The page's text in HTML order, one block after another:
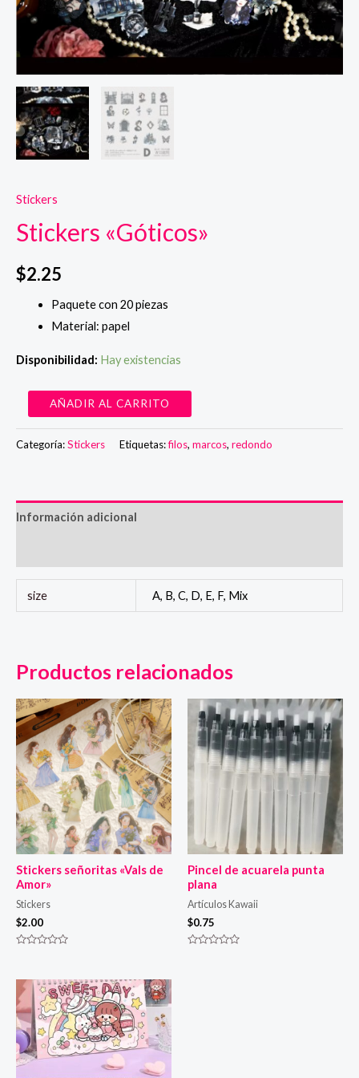
Stickers
Stickers «Góticos»
$2.25
Paquete con 20 piezas
Material: papel
Disponibilidad: Hay existencias
Stickers
cantidad
AÑADIR AL CARRITO
Categoría:Stickers Etiquetas:filos, marcos, redondo
Información adicional
size A, B, C, D, E, F, Mix
Productos relacionados
Stickers señoritas «Vals de
Amor»
Stickers
$2.00
de
5
Pincel de acuarela punta
plana
Artículos Kawaii
$0.75